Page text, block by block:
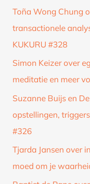
Toña Wong Chung
transactionele
KUKURU #328
Simon Keizer over
meditatie en meer
Suzanne Buijs en
opstellingen,
#326
Tjarda Jansen over
moed om je